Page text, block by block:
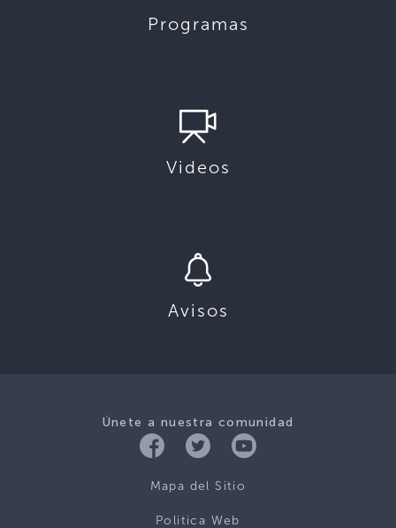
Programas
Videos
Avisos
Únete a nuestra comunidad
Mapa del Sitio
Politica Web